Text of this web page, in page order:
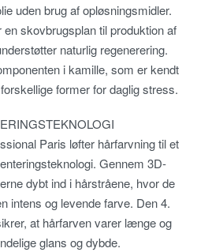
uden brug af opløsningsmidler.
skovbrugsplan til produktion af
naturlig regenerering.
i kamille, som er kendt
former for daglig stress.
Paris løfter hårfarvning til et
Gennem 3D-
dybt ind i hårstråene, hvor de
intens og levende farve. Den 4.
at hårfarven varer længe og
glans og dybde.